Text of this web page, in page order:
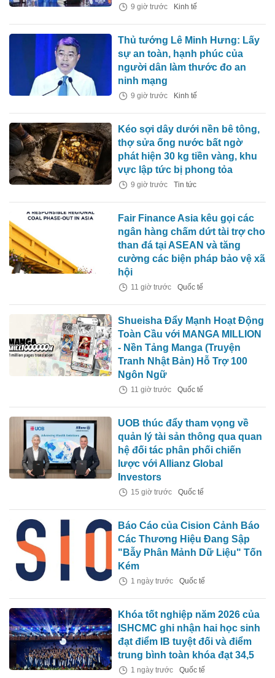
9 giờ trước Kinh tế
Thủ tướng Lê Minh Hưng: Lấy
sự an toàn, hạnh phúc của
người dân làm thước đo an
ninh mạng
9 giờ trước Kinh tế
Kéo sợi dây dưới nền bê tông,
thợ sửa ống nước bất ngờ
phát hiện 30 kg tiền vàng, khu
vực lập tức bị phong tỏa
9 giờ trước Tin tức
Fair Finance Asia kêu gọi các
ngân hàng chấm dứt tài trợ cho
than đá tại ASEAN và tăng
cường các biện pháp bảo vệ xã
hội
11 giờ trước Quốc tế
Shueisha Đẩy Mạnh Hoạt Động
Toàn Cầu với MANGA MILLION
- Nền Tảng Manga (Truyện
Tranh Nhật Bản) Hỗ Trợ 100
Ngôn Ngữ
11 giờ trước Quốc tế
UOB thúc đẩy tham vọng về
quản lý tài sản thông qua quan
hệ đối tác phân phối chiến
lược với Allianz Global
Investors
15 giờ trước Quốc tế
Báo Cáo của Cision Cảnh Báo
Các Thương Hiệu Đang Sập
"Bẫy Phân Mảnh Dữ Liệu" Tốn
Kém
1 ngày trước Quốc tế
Khóa tốt nghiệp năm 2026 của
ISHCMC ghi nhận hai học sinh
đạt điểm IB tuyệt đối và điểm
trung bình toàn khóa đạt 34,5
1 ngày trước Quốc tế